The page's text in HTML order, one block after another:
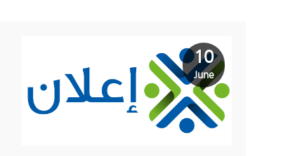
10
June